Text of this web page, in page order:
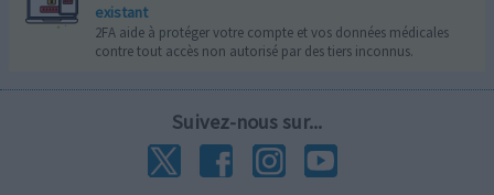
existant
2FA aide à protéger votre compte et vos données médicales
contre tout accès non autorisé par des tiers inconnus.
Suivez-nous sur...